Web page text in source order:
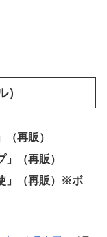
再販）
（再販）
」（再販）※ボ